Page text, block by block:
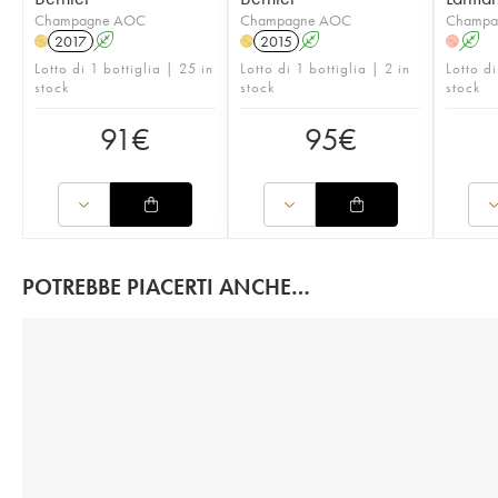
Champagne AOC
H 2017 A
Lotto di 1 bottiglia | 25 in
stock
91€
Champagne AOC
H 2015 A
Lotto di 1 bottiglia | 2 in
stock
95€
HA
Lotto
stock
POTREBBE PIACERTI ANCHE…